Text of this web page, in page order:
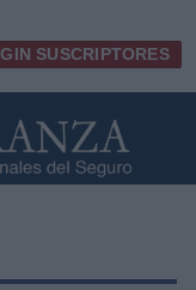
SUSCRIPTORES